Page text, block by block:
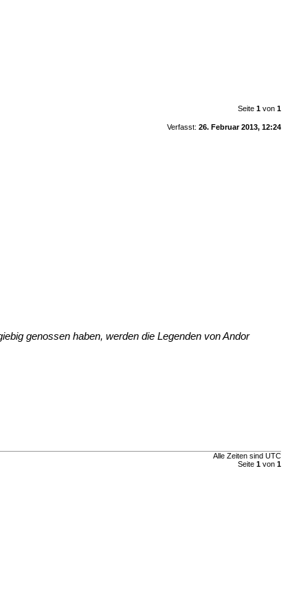
Seite 1von 1
Verfasst: 26. Februar 2013, 12:24
genossen haben, werden die Legenden von Andor
Alle Zeiten sind UTC
Seite 1von 1